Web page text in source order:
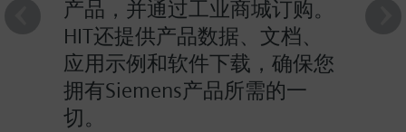
产品，并通过工业商城订购。
HIT还提供产品数据、文档、
应用示例和软件下载，确保您
拥有Siemens产品所需的一
切。